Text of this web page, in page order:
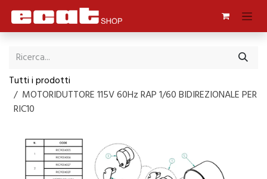
Passa al contenuto
Tutti i prodotti
MOTORIDUTTORE 115V 60Hz RAP 1/60 BIDIREZIONALE PER
RIC10